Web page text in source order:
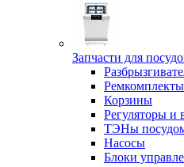
Запчасти для
Ремкомплекты
Корзины
Регуляторы и
ТЭНы
Насосы
Блоки